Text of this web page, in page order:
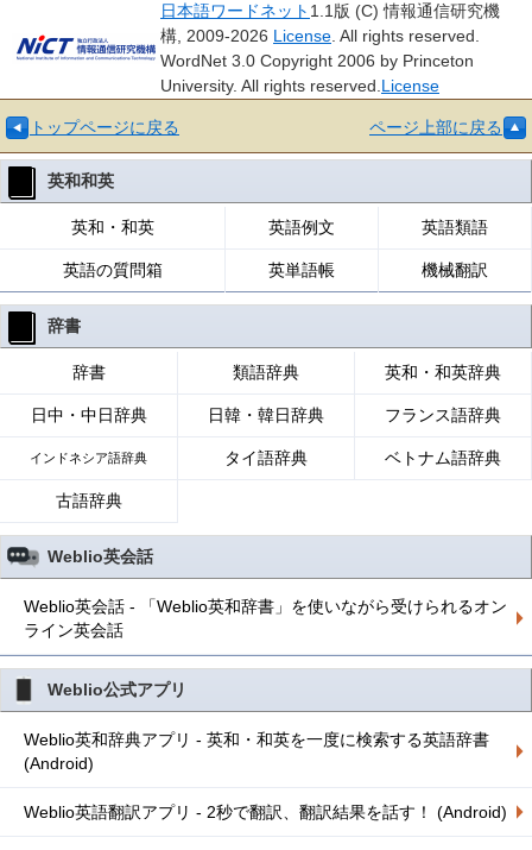
日本語ワードネット 1.1版 (C) 情報通信研究機
構, 2009-2026 License . All rights reserved.
WordNet 3.0 Copyright 2006 by Princeton
University. All rights reserved. License
トップページに戻る ページ上部に戻る
英和和英
英和・和英 英語例文 英語類語
英語の質問箱 英単語帳 機械翻訳
辞書
辞書 類語辞典 英和・和英辞典
日中・中日辞典 日韓・韓日辞典 フランス語辞典
インドネシア語辞典 タイ語辞典 ベトナム語辞典
古語辞典
Weblio英会話
Weblio英会話 - 「Weblio英和辞書」を使いながら受けられるオン
ライン英会話
Weblio公式アプリ
Weblio英和辞典アプリ - 英和・和英を一度に検索する英語辞書
(Android)
Weblio英語翻訳アプリ - 2秒で翻訳、翻訳結果を話す！ (Android)